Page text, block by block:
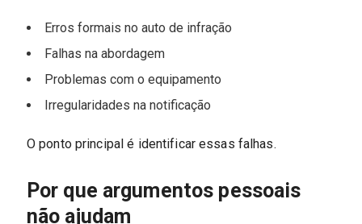
Erros formais no auto de infração
Falhas na abordagem
Problemas com o equipamento
Irregularidades na notificação
O ponto principal é identificar essas falhas.
Por que argumentos pessoais
não ajudam